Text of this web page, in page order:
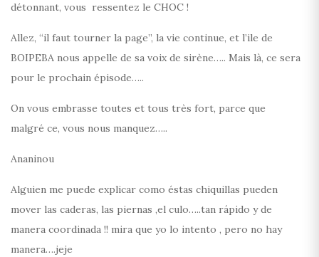
détonnant, vous ressentez le CHOC !
Allez, “il faut tourner la page”, la vie continue, et l’ile de
BOIPEBA nous appelle de sa voix de sirène….. Mais là, ce sera
pour le prochain épisode…..
On vous embrasse toutes et tous très fort, parce que
malgré ce, vous nous manquez…..
Ananinou
Alguien me puede explicar como éstas chiquillas pueden
mover las caderas, las piernas ,el culo…..tan rápido y de
manera coordinada !! mira que yo lo intento , pero no hay
manera….jeje